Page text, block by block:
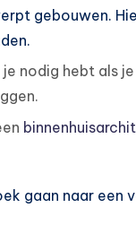
gebouwen.
nodig hebt als
gaan naar een